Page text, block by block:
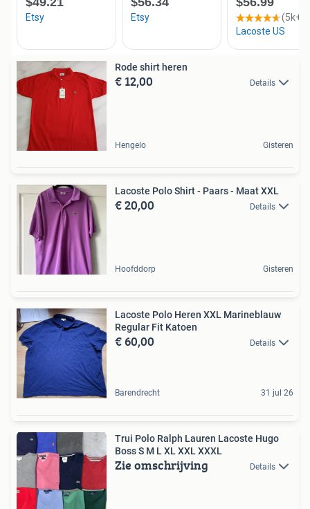
Rode shirt heren
€ 12,00 Details
Hengelo Gisteren
Lacoste Polo Shirt - Paars - Maat XXL
€ 20,00 Details
Hoofddorp Gisteren
Lacoste Polo Heren XXL Marineblauw
Regular Fit Katoen
€ 60,00 Details
Barendrecht 31 jul 26
Trui Polo Ralph Lauren Lacoste Hugo
Boss S M L XL XXL XXXL
Zie omschrijving Details